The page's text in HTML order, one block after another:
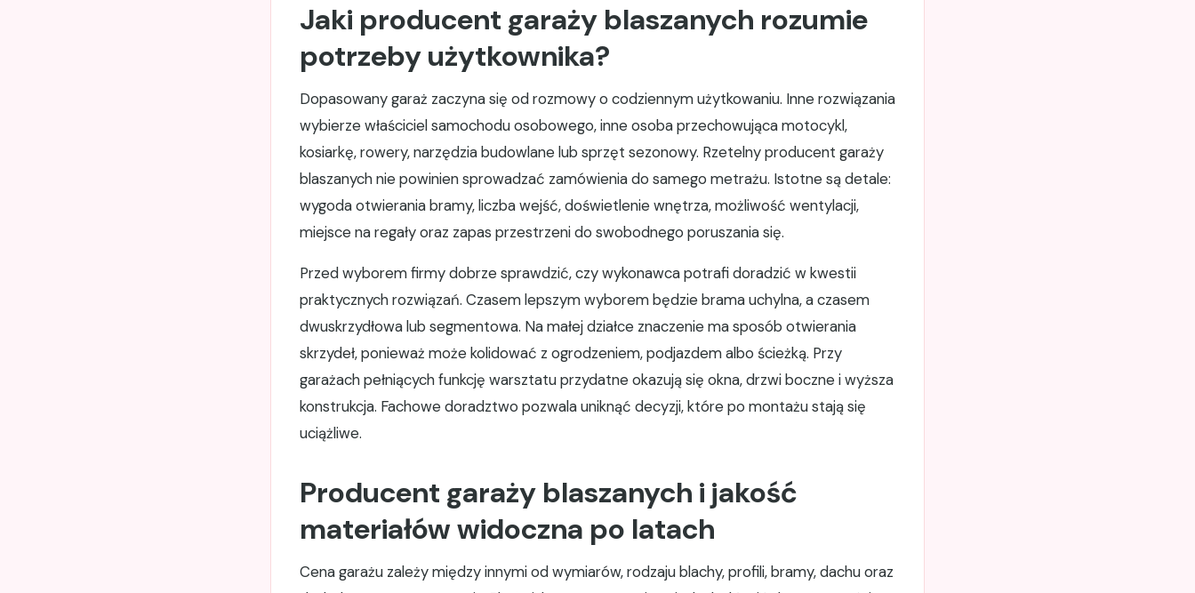
Jaki producent garaży blaszanych rozumie
potrzeby użytkownika?
Dopasowany garaż zaczyna się od rozmowy o codziennym użytkowaniu. Inne rozwiązania
wybierze właściciel samochodu osobowego, inne osoba przechowująca motocykl,
kosiarkę, rowery, narzędzia budowlane lub sprzęt sezonowy. Rzetelny producent garaży
blaszanych nie powinien sprowadzać zamówienia do samego metrażu. Istotne są detale:
wygoda otwierania bramy, liczba wejść, doświetlenie wnętrza, możliwość wentylacji,
miejsce na regały oraz zapas przestrzeni do swobodnego poruszania się.
Przed wyborem firmy dobrze sprawdzić, czy wykonawca potrafi doradzić w kwestii
praktycznych rozwiązań. Czasem lepszym wyborem będzie brama uchylna, a czasem
dwuskrzydłowa lub segmentowa. Na małej działce znaczenie ma sposób otwierania
skrzydeł, ponieważ może kolidować z ogrodzeniem, podjazdem albo ścieżką. Przy
garażach pełniących funkcję warsztatu przydatne okazują się okna, drzwi boczne i wyższa
konstrukcja. Fachowe doradztwo pozwala uniknąć decyzji, które po montażu stają się
uciążliwe.
Producent garaży blaszanych i jakość
materiałów widoczna po latach
Cena garażu zależy między innymi od wymiarów, rodzaju blachy, profili, bramy, dachu oraz